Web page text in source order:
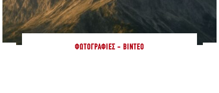
ΦΩΤΟΓΡΑΦΊΕΣ - ΒΊΝΤΕΟ